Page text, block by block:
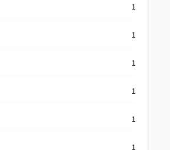
1
1
1
1
1
1